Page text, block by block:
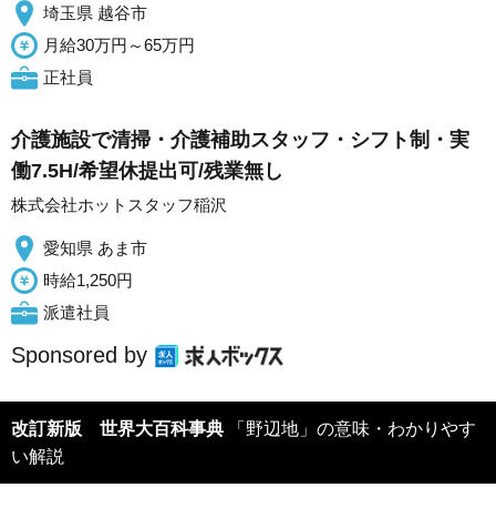
埼玉県 越谷市
月給30万円～65万円
正社員
介護施設で清掃・介護補助スタッフ・シフト制・実
働7.5H/希望休提出可/残業無し
株式会社ホットスタッフ稲沢
愛知県 あま市
時給1,250円
派遣社員
Sponsored by
改訂新版 世界大百科事典
い解説